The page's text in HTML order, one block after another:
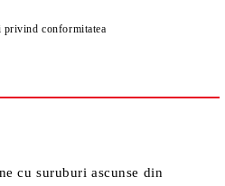
conformitatea
cu suruburi ascunse din